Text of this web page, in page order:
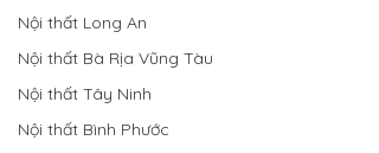
Nội thất Long An
Nội thất Bà Rịa Vũng Tàu
Nội thất Tây Ninh
Nội thất Bình Phước